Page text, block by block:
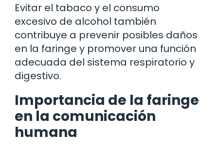
Evitar el tabaco y el consumo
excesivo de alcohol también
contribuye a prevenir posibles daños
en la faringe y promover una función
adecuada del sistema respiratorio y
digestivo.
Importancia de la faringe
en la comunicación
humana